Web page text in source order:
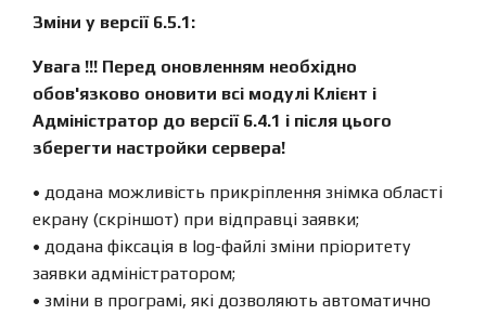
Зміни у версії 6.5.1:
Увага !!! Перед оновленням необхідно
обов'язково оновити всі модулі Клієнт і
Адміністратор до версії 6.4.1 і після цього
зберегти настройки сервера!
• додана можливість прикріплення знімка області
екрану (скріншот) при відправці заявки;
• додана фіксація в log-файлі зміни пріоритету
заявки адміністратором;
• зміни в програмі, які дозволяють автоматично